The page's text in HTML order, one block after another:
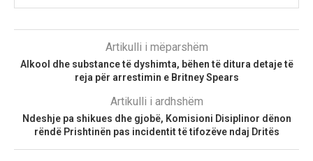
Artikulli i mëparshëm
Alkool dhe substance të dyshimta, bëhen të ditura detaje të
reja për arrestimin e Britney Spears
Artikulli i ardhshëm
Ndeshje pa shikues dhe gjobë, Komisioni Disiplinor dënon
rëndë Prishtinën pas incidentit të tifozëve ndaj Dritës